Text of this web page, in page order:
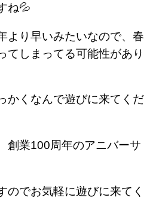
ね💦
より早いみたいなので、春
てしまってる可能性があり
かくなんで遊びに来てくだ
創業100周年のアニバーサ
のでお気軽に遊びに来てく